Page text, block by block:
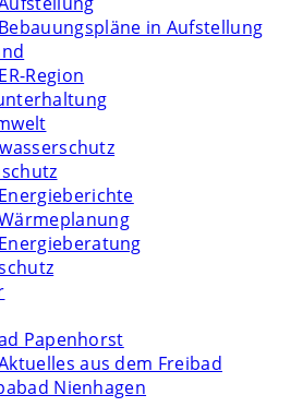
Bebauungspläne in Aufstellung
Region
Energieberichte
Energieberatung
Papenhorst
aus dem Freibad
Nienhagen